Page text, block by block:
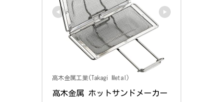
高木金属工業(Takagi Metal)
高木金属 ホットサンドメーカー